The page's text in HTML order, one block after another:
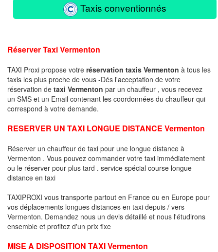
Taxis conventionnés
Réserver Taxi Vermenton
TAXI Proxi propose votre réservation taxis Vermenton à tous les
taxis les plus proche de vous -Dés l'acceptation de votre
réservation de taxi Vermenton par un chauffeur , vous recevez
un SMS et un Email contenant les coordonnées du chauffeur qui
correspond à votre demande.
RESERVER UN TAXI LONGUE DISTANCE Vermenton
Réserver un chauffeur de taxi pour une longue distance à
Vermenton . Vous pouvez commander votre taxi immédiatement
ou le réserver pour plus tard . service spécial course longue
distance en taxi
TAXIPROXI vous transporte partout en France ou en Europe pour
vos déplacements longues distances en taxi depuis / vers
Vermenton. Demandez nous un devis détaillé et nous l'étudirons
ensemble et profitez d'un prix fixe
MISE A DISPOSITION TAXI Vermenton